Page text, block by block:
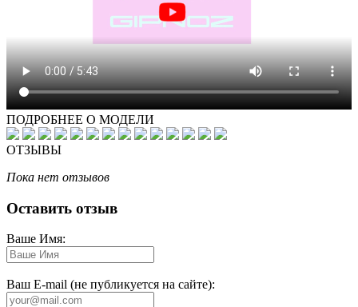
ПОДРОБНЕЕ О МОДЕЛИ
ОТЗЫВЫ
Пока нет отзывов
Оставить отзыв
Ваше Имя:
Ваш E-mail (не публикуется на сайте):